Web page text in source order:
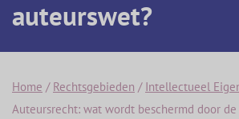
auteurswet?
Home / Rechtsgebieden / Intellectueel
Auteursrecht: wat wordt beschermd door